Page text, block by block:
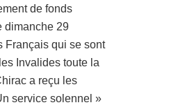
de fonds
dimanche 29
Français qui se sont
Invalides toute la
a reçu les
service solennel »